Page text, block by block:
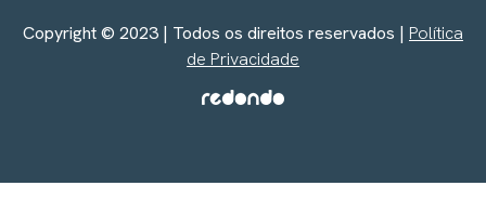
Copyright © 2023 | Todos os direitos reservados | Política
de Privacidade